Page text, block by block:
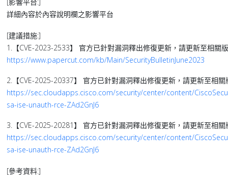
詳細內容於內容說明欄之影響平台
[建議措施:]
1.【CVE-2023-2533】 官方已針對漏洞釋出修復更新，請更新至相關
https://www.papercut.com/kb/Main/SecurityBulletinJune2023
2.【CVE-2025-20337】 官方已針對漏洞釋出修復更新，請更新至相關
https://sec.cloudapps.cisco.com/security/center/content/
sa-ise-unauth-rce-ZAd2GnJ6
3.【CVE-2025-20281】 官方已針對漏洞釋出修復更新，請更新至相關
https://sec.cloudapps.cisco.com/security/center/content/
sa-ise-unauth-rce-ZAd2GnJ6
[參考資料:]